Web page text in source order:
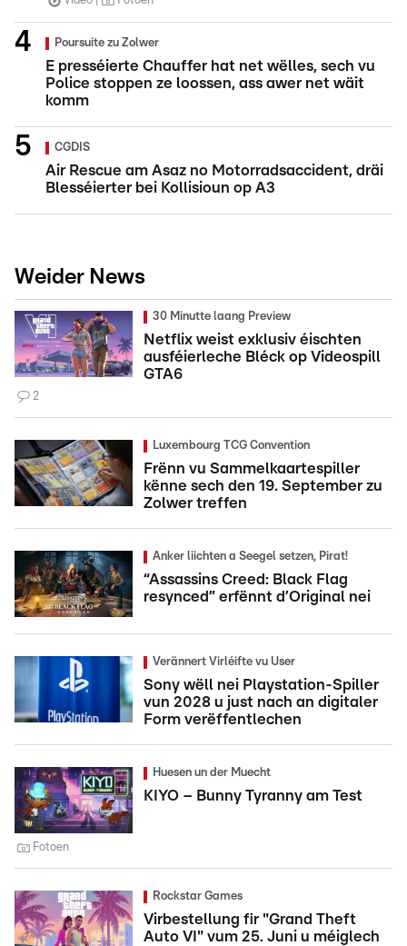
Poursuite zu Zolwer
E presséierte Chauffer hat net wëlles, sech vu
Police stoppen ze loossen, ass awer net wäit
komm
CGDIS
Air Rescue am Asaz no Motorradsaccident, dräi
Blesséierter bei Kollisioun op A3
Weider News
30 Minutte laang Preview
Netflix weist exklusiv éischten
ausféierleche Bléck op Videospill
GTA6
2
Luxembourg TCG Convention
Frënn vu Sammelkaartespiller
kënne sech den 19. September zu
Zolwer treffen
Anker liichten a Seegel setzen, Pirat!
“Assassins Creed: Black Flag
resynced” erfënnt d’Original nei
Verännert Virléifte vu User
Sony wëll nei Playstation-Spiller
vun 2028 u just nach an digitaler
Form verëffentlechen
Huesen un der Muecht
KIYO – Bunny Tyranny am Test
Fotoen
Rockstar Games
Virbestellung fir "Grand Theft
Auto VI" vum 25. Juni u méiglech